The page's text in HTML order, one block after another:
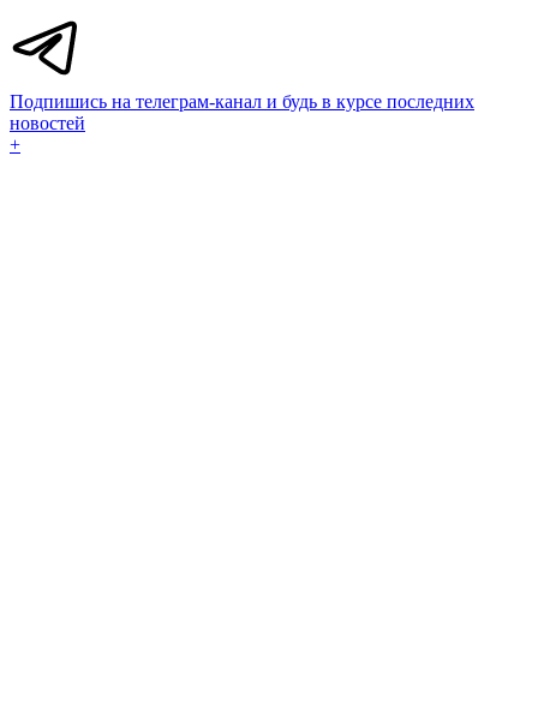
Подпишись на телеграм-канал и будь в курсе последних
новостей
+